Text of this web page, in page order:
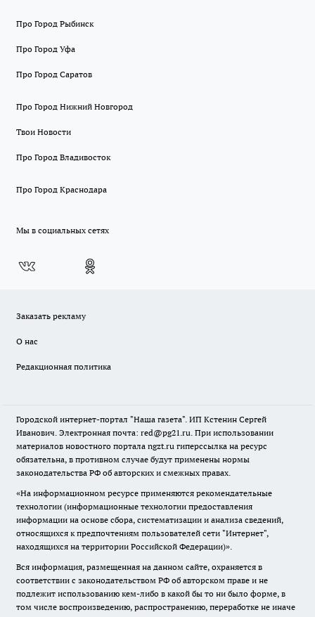
Про Город Рыбинск
Про Город Уфа
Про Город Саратов
Про Город Нижний Новгород
Твои Новости
Про Город Владивосток
Про Город Краснодара
Мы в социальных сетях
Заказать рекламу
О нас
Редакционная политика
Городской интернет-портал "Наша газета". ИП Кстенин Сергей
Иванович. Электронная почта: red@pg21.ru. При использовании
материалов новостного портала ngzt.ru гиперссылка на ресурс
обязательна, в противном случае будут применены нормы
законодательства РФ об авторских и смежных правах.
«На информационном ресурсе применяются рекомендательные
технологии (информационные технологии предоставления
информации на основе сбора, систематизации и анализа сведений,
относящихся к предпочтениям пользователей сети "Интернет",
находящихся на территории Российской Федерации)».
Вся информация, размещенная на данном сайте, охраняется в
соответствии с законодательством РФ об авторском праве и не
подлежит использованию кем-либо в какой бы то ни было форме, в
том числе воспроизведению, распространению, переработке не иначе